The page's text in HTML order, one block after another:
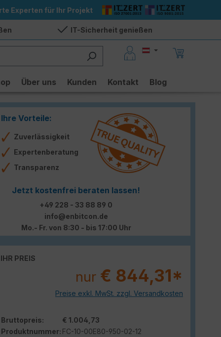
Experten für Ihr Projekt
IT-Sicherheit genießen
Über uns Kunden Kontakt Blog
Ihre Vorteile:
Zuverlässigkeit
Expertenberatung
Transparenz
Jetzt kostenfrei beraten lassen!
+49 228 - 33 88 89 0
info@enbitcon.de
Mo.- Fr. von 8:30 - bis 17:00 Uhr
IHR PREIS
nur € 844,31*
Preise exkl. MwSt. zzgl. Versandkosten
Bruttopreis:
€ 1.004,73
Produktnummer: FC-10-00E80-950-02-12